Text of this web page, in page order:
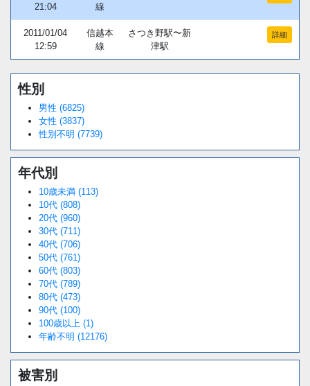
21:04
線
2011/01/04
12:59
信越本
線
さつき野駅〜新
津駅
詳細
Unmute
性別
男性 (6825)
女性 (3837)
性別不明 (7739)
年代別
10歳未満 (113)
10代 (808)
20代 (960)
30代 (711)
40代 (706)
50代 (761)
60代 (803)
70代 (789)
80代 (473)
90代 (100)
100歳以上 (1)
年齢不明 (12176)
被害別